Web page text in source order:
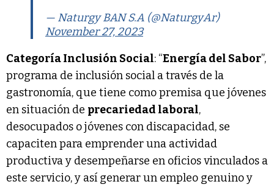
— Naturgy BAN S.A (@NaturgyAr)
November 27, 2023
Categoría Inclusión Social: “Energía del Sabor”,
programa de inclusión social a través de la
gastronomía, que tiene como premisa que jóvenes
en situación de precariedad laboral,
desocupados o jóvenes con discapacidad, se
capaciten para emprender una actividad
productiva y desempeñarse en oficios vinculados a
este servicio, y así generar un empleo genuino y